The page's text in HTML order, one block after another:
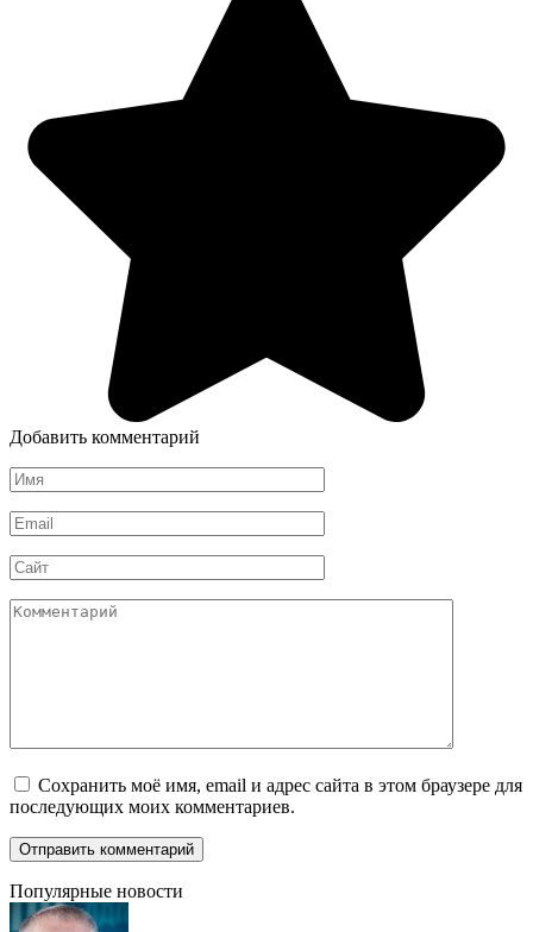
Добавить комментарий
Имя
*
Email
*
Сайт
Комментарий
Сохранить моё имя, email и адрес сайта в этом браузере для
последующих моих комментариев.
Популярные новости